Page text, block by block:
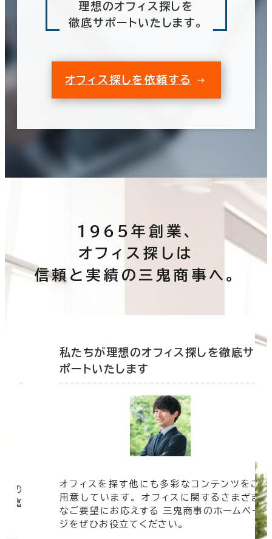
理想のオフィス探しを
徹底サポートいたします。
オフィス探しを依頼する
1965年創業、
オフィス探しは
信頼と実績の三鬼商事へ。
の
豊富
私たちが理想のオフィス探しを徹底サ
ポートいたします
オフィスを探す他にも多彩なコンテンツをご
用意しています。 オフィスに関するさまざま
なご要望にお応えする 三鬼商事のホームペー
ジをぜひお役立てください。